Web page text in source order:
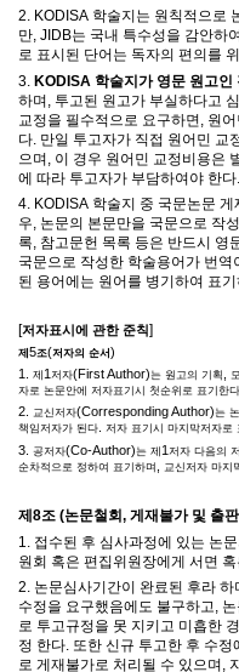
2. KODISA 학술지는 원칙적으로
만, JIDB는 국내 특수성을 감안하
로 표시된 단어는 독자의 편의를
3. KODISA 학술지가 영문 원고인
하며 투고된 원고가 부실하다고
교정을 필수적으로 요구하면 원
다 만일 투고자가 직접 원어민 교
으며 이 경우 원어민 교정비용은
에 따라 투고자가 부담하여야 한다
4. KODISA 학술지 중 국문논문 게
우, 논문의 본문만을 국문으로 작
록, 참고문헌 목록 등은 반드시 영
국문으로 작성한 학술용어가 번
된 용어에는 원어를 병기하여 표
[저자표시에 관한 준칙]
제 5조(저자의 순서 )
1. 제 1 저자(First Author)는 원고의 기획
자로 논문안에 저자표기시 첫순위로 표기한다
2. 교신저자(Corresponding Author)는
책임저자가 된다. 저자 표기시 마지막저자로
3. 공저자(Co-Author)는 제 1 저자 다음의
순차적으로 정하여 표기하며
교신저자 마지
제 8조 (논문철회, 게재불가 및 출
1. 접수된 후 심사과정에 있는 논
원회 혹은 편집위원장에게 서면 혹
2. 논문심사기간이 완료된 후라
수정을 요구했음에도 불구하고,
로 투고규정을 못 지키고 미흡한
정 한다. 또한 신규 투고한 후 수정
로 게재불가로 처리될 수 있으며 ,